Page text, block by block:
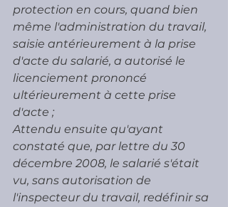
protection en cours, quand bien
même l'administration du travail,
saisie antérieurement à la prise
d'acte du salarié, a autorisé le
licenciement prononcé
ultérieurement à cette prise
d'acte ;
Attendu ensuite qu'ayant
constaté que, par lettre du 30
décembre 2008, le salarié s'était
vu, sans autorisation de
l'inspecteur du travail, redéfinir sa